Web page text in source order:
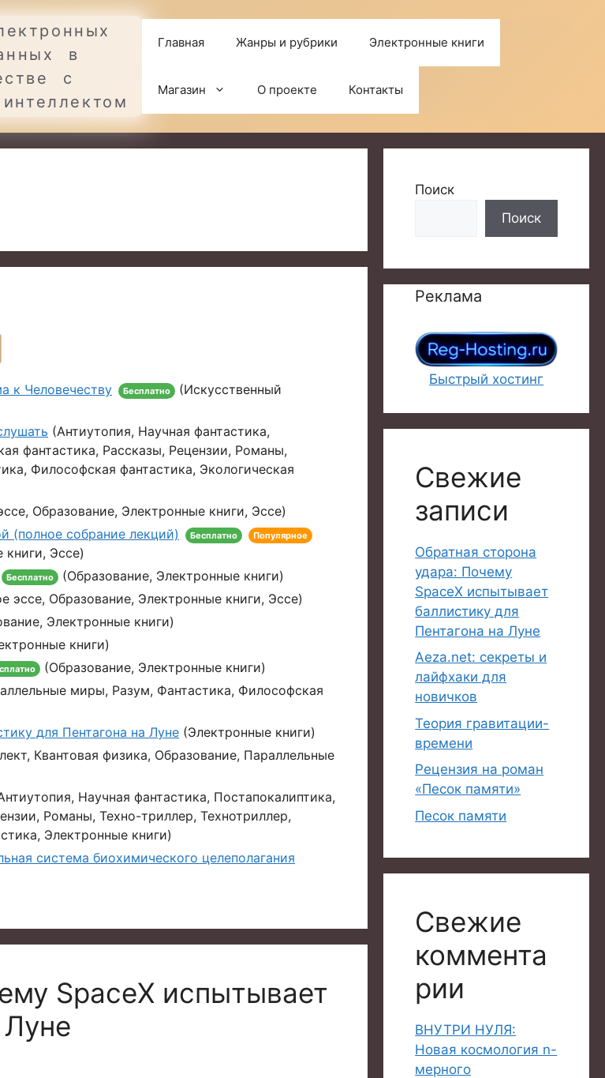
в
с
Главная Жанры и рубрики Электронные книги
Магазин О проекте Контакты
к Человечеству Бесплатно
(Искусственный
(Антиутопия, Научная фантастика,
фантастика, Рассказы, Рецензии, Романы,
Философская фантастика, Экологическая
Образование, Электронные книги, Эссе)
(полное собрание лекций)
Бесплатно
Популярное
книги, Эссе)
Бесплатно
(Образование, Электронные книги)
эссе, Образование, Электронные книги, Эссе)
Электронные книги)
книги)
(Образование, Электронные книги)
миры, Разум, Фантастика, Философская
для Пентагона на Луне (Электронные книги)
Квантовая физика, Образование, Параллельные
Научная фантастика, Постапокалиптика,
Романы, Техно-триллер, Технотриллер,
Электронные книги)
система биохимического целеполагания
SpaceX испытывает
Поиск
Поиск
Реклама
Быстрый хостинг
Свежие
записи
Обратная сторона
удара: Почему
SpaceX испытывает
баллистику для
Пентагона на Луне
Aeza.net: секреты и
лайфхаки для
новичков
Теория гравитации-
времени
Рецензия на роман
«Песок памяти»
Песок памяти
Свежие
коммента
рии
ВНУТРИ НУЛЯ:
Новая космология n-
мерного